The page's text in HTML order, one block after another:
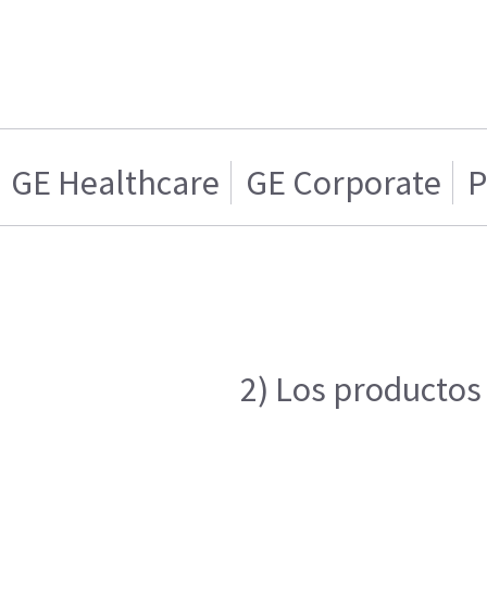
GE Healthcare GE Corporate
2) Los